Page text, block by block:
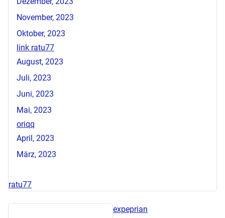
November, 2023
Oktober, 2023
link ratu77
August, 2023
Juli, 2023
Juni, 2023
Mai, 2023
oriqq
April, 2023
März, 2023
ratu77
expeprian